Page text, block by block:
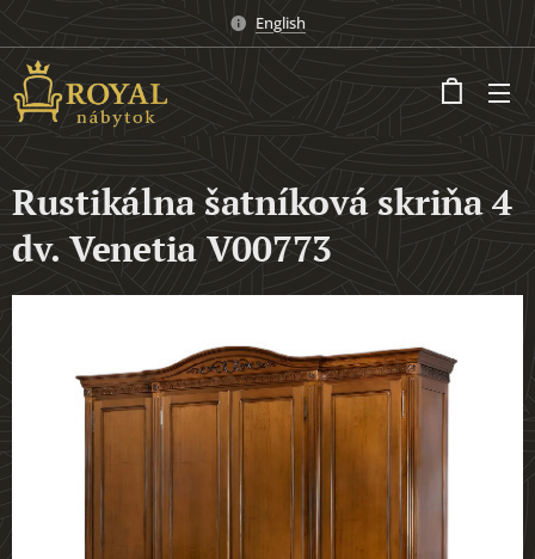
English
Rustikálna šatníková skriňa 4
dv. Venetia V00773